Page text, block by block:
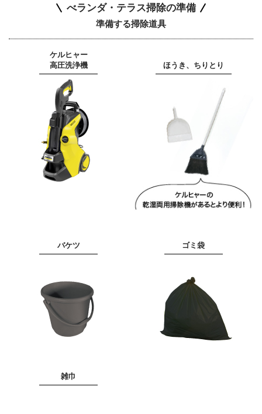
べランダ・テラス掃除の準備
準備する掃除道具
ケルヒャー
高圧洗浄機
ほうき、ちりとり
バケツ ゴミ袋
雑巾